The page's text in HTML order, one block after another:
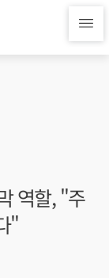
역할, "주
"